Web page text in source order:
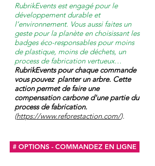
RubrikEvents est engagé pour le
développement durable et
l’environnement. Vous aussi faites un
geste pour la planète en choisissant les
badges éco-responsables pour moins
de plastique, moins de déchets, un
process de fabrication vertueux…
RubrikEvents pour chaque commande
vous pouvez planter un arbre. Cette
action permet de faire une
compensation carbone d'une partie du
process de fabrication.
(https://www.reforestaction.com/).
# OPTIONS - COMMANDEZ EN LIGNE